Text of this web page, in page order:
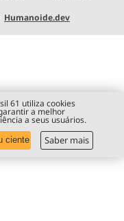
Humanoide.dev
61 utiliza cookies
a melhor
a seus usuários.
ciente Saber mais